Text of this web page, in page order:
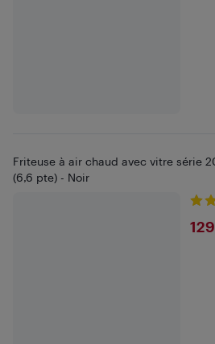
Friteuse à air chaud avec vitre série
(6,6 pte) - Noir